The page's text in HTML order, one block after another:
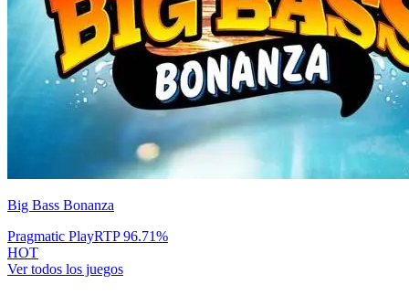
Big Bass Bonanza
Pragmatic PlayRTP96.71%
HOT
Ver todos los juegos